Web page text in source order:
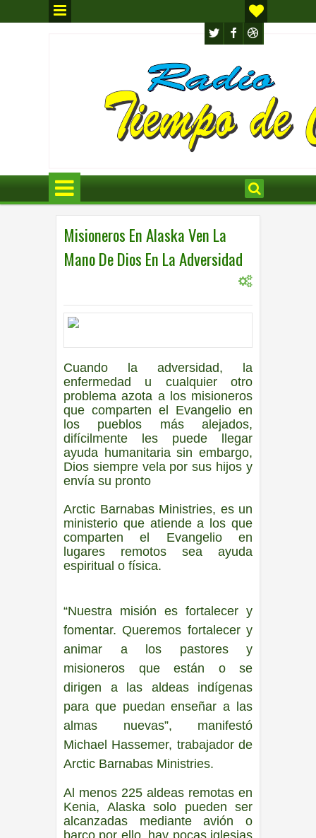
Misioneros En Alaska Ven La
Mano De Dios En La Adversidad
Cuando la adversidad, la
enfermedad u cualquier otro
problema azota a los misioneros
que comparten el Evangelio en
los pueblos más alejados,
difícilmente les puede llegar
ayuda humanitaria sin embargo,
Dios siempre vela por sus hijos y
envía su pronto
Arctic Barnabas Ministries, es un
ministerio que atiende a los que
comparten el Evangelio en
lugares remotos sea ayuda
espiritual o física.
“Nuestra misión es fortalecer y
fomentar. Queremos fortalecer y
animar a los pastores y
misioneros que están o se
dirigen a las aldeas indígenas
para que puedan enseñar a las
almas nuevas”, manifestó
Michael Hassemer, trabajador de
Arctic Barnabas Ministries.
Al menos 225 aldeas remotas en
Kenia, Alaska solo pueden ser
alcanzadas mediante avión o
barco por ello, hay pocas iglesias